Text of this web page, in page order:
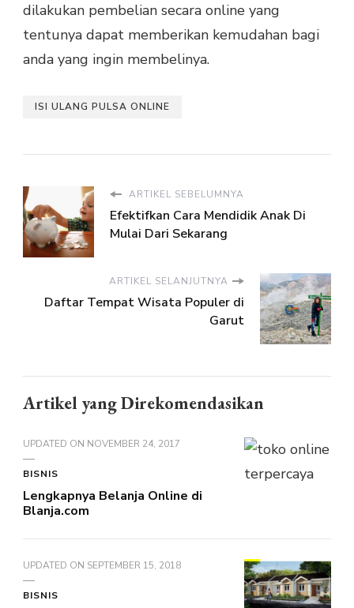
dilakukan pembelian secara online yang
tentunya dapat memberikan kemudahan bagi
anda yang ingin membelinya.
ISI ULANG PULSA ONLINE
ARTIKEL SEBELUMNYA
Efektifkan Cara Mendidik Anak Di
Mulai Dari Sekarang
ARTIKEL SELANJUTNYA
Daftar Tempat Wisata Populer di
Garut
Artikel yang Direkomendasikan
UPDATED ON NOVEMBER 24, 2017
BISNIS
Lengkapnya Belanja Online di
Blanja.com
UPDATED ON SEPTEMBER 15, 2018
BISNIS